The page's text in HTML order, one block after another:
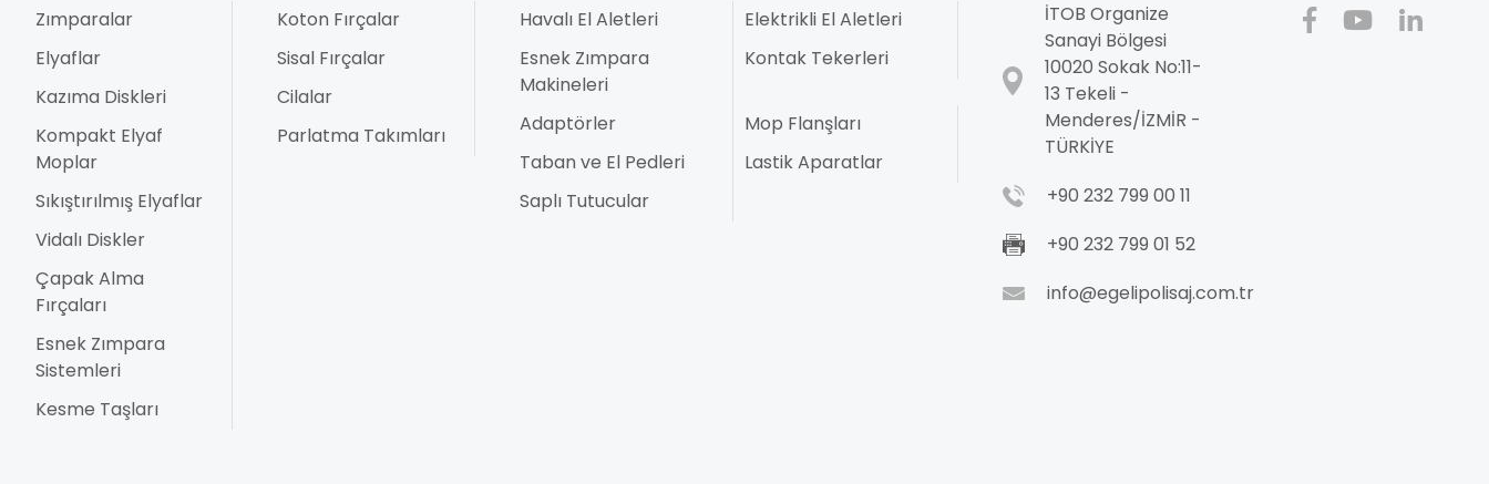
Zımparalar
Elyaflar
Kazıma Diskleri
Kompakt Elyaf
Moplar
Sıkıştırılmış Elyaflar
Vidalı Diskler
Çapak Alma
Fırçaları
Esnek Zımpara
Sistemleri
Kesme Taşları
Koton Fırçalar
Sisal Fırçalar
Cilalar
Parlatma Takımları
Havalı El Aletleri
Elektrikli El Aletleri
Esnek Zımpara
Makineleri
Kontak Tekerleri
Adaptörler
Mop Flanşları
Taban ve El Pedleri
Lastik Aparatlar
Saplı Tutucular
İTOB Organize
Sanayi Bölgesi
10020 Sokak No:11-
13 Tekeli -
Menderes/İZMİR -
TÜRKİYE
+90 232 799 00 11
+90 232 799 01 52
info@egelipolisaj.com.tr